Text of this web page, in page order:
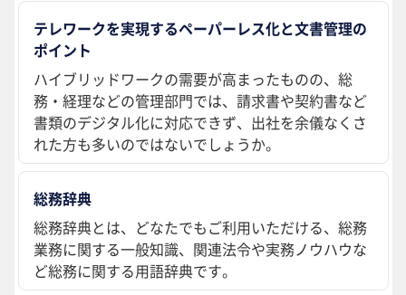
テレワークを実現するペーパーレス化と文書管理の
ポイント
ハイブリッドワークの需要が高まったものの、総
務・経理などの管理部門では、請求書や契約書など
書類のデジタル化に対応できず、出社を余儀なくさ
れた方も多いのではないでしょうか。
総務辞典
総務辞典とは、どなたでもご利用いただける、総務
業務に関する一般知識、関連法令や実務ノウハウな
ど総務に関する用語辞典です。